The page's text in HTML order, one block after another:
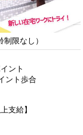
限なし）
ント
ント歩合
支給】